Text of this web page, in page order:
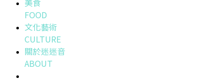
美食
FOOD
文化藝術
CULTURE
關於迷迷音
ABOUT